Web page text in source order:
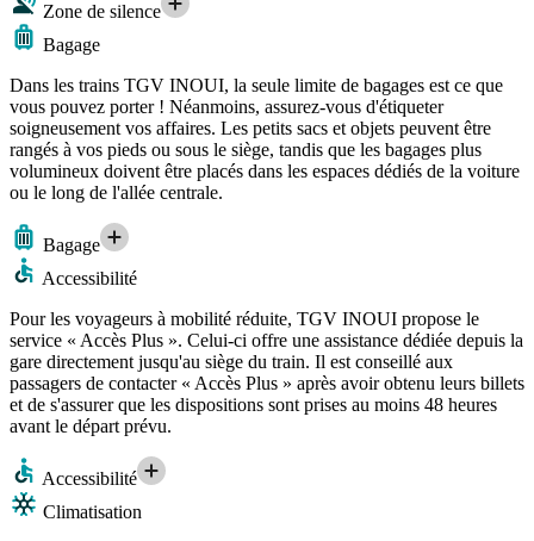
Zone de silence
Bagage
Dans les trains TGV INOUI, la seule limite de bagages est ce que
vous pouvez porter ! Néanmoins, assurez-vous d'étiqueter
soigneusement vos affaires. Les petits sacs et objets peuvent être
rangés à vos pieds ou sous le siège, tandis que les bagages plus
volumineux doivent être placés dans les espaces dédiés de la voiture
ou le long de l'allée centrale.
Bagage
Accessibilité
Pour les voyageurs à mobilité réduite, TGV INOUI propose le
service « Accès Plus ». Celui-ci offre une assistance dédiée depuis la
gare directement jusqu'au siège du train. Il est conseillé aux
passagers de contacter « Accès Plus » après avoir obtenu leurs billets
et de s'assurer que les dispositions sont prises au moins 48 heures
avant le départ prévu.
Accessibilité
Climatisation